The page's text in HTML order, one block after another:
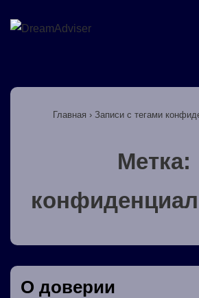
Перейти
содержимому
навигация
Главная › Записи с тегами
Метка:
О доверии